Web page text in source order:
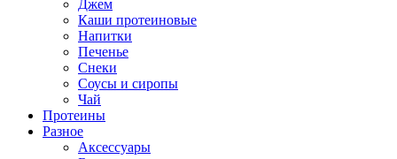
Джем
Каши протеиновые
Напитки
Печенье
Снеки
Соусы и сиропы
Чай
Протеины
Разное
Аксессуары